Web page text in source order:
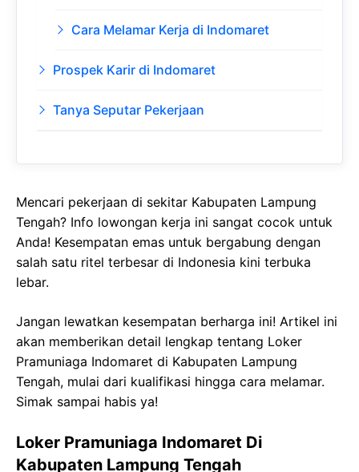
Cara Melamar Kerja di Indomaret
Prospek Karir di Indomaret
Tanya Seputar Pekerjaan
Mencari pekerjaan di sekitar Kabupaten Lampung
Tengah? Info lowongan kerja ini sangat cocok untuk
Anda! Kesempatan emas untuk bergabung dengan
salah satu ritel terbesar di Indonesia kini terbuka
lebar.
Jangan lewatkan kesempatan berharga ini! Artikel ini
akan memberikan detail lengkap tentang Loker
Pramuniaga Indomaret di Kabupaten Lampung
Tengah, mulai dari kualifikasi hingga cara melamar.
Simak sampai habis ya!
Loker Pramuniaga Indomaret Di
Kabupaten Lampung Tengah